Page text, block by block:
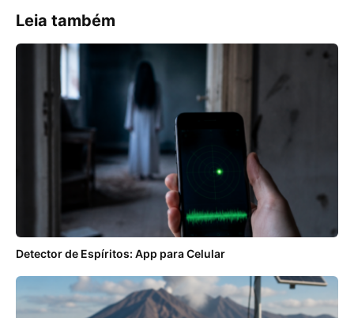
Leia também
Detector de Espíritos: App para Celular